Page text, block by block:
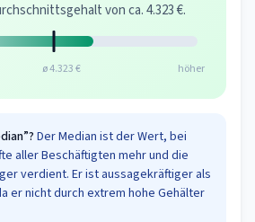
von ca. 4.323 €.
ø 4.323 € höher
Der Median ist der Wert, bei
aller Beschäftigten mehr und die
verdient. Er ist aussagekräftiger als
er nicht durch extrem hohe Gehälter